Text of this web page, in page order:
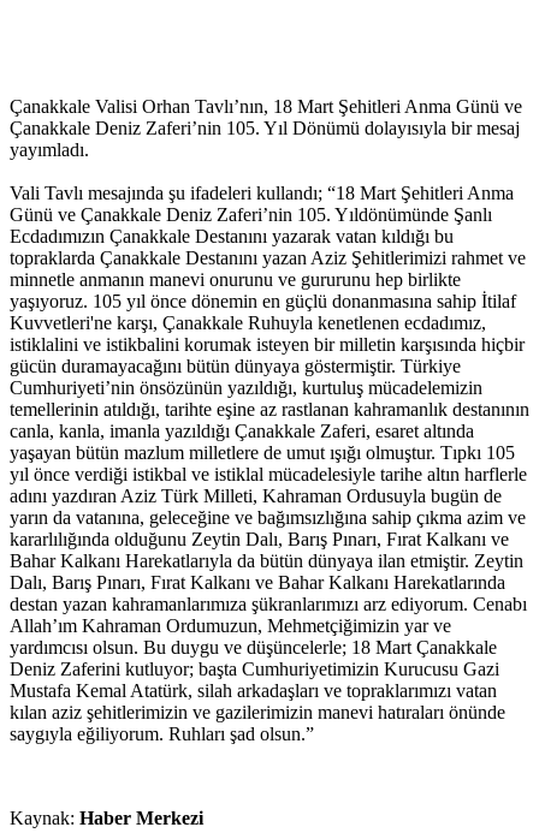
Çanakkale Valisi Orhan Tavlı’nın, 18 Mart Şehitleri Anma Günü ve
Çanakkale Deniz Zaferi’nin 105. Yıl Dönümü dolayısıyla bir mesaj
yayımladı.
Vali Tavlı mesajında şu ifadeleri kullandı; “18 Mart Şehitleri Anma
Günü ve Çanakkale Deniz Zaferi’nin 105. Yıldönümünde Şanlı
Ecdadımızın Çanakkale Destanını yazarak vatan kıldığı bu
topraklarda Çanakkale Destanını yazan Aziz Şehitlerimizi rahmet ve
minnetle anmanın manevi onurunu ve gururunu hep birlikte
yaşıyoruz. 105 yıl önce dönemin en güçlü donanmasına sahip İtilaf
Kuvvetleri'ne karşı, Çanakkale Ruhuyla kenetlenen ecdadımız,
istiklalini ve istikbalini korumak isteyen bir milletin karşısında hiçbir
gücün duramayacağını bütün dünyaya göstermiştir. Türkiye
Cumhuriyeti’nin önsözünün yazıldığı, kurtuluş mücadelemizin
temellerinin atıldığı, tarihte eşine az rastlanan kahramanlık destanının
canla, kanla, imanla yazıldığı Çanakkale Zaferi, esaret altında
yaşayan bütün mazlum milletlere de umut ışığı olmuştur. Tıpkı 105
yıl önce verdiği istikbal ve istiklal mücadelesiyle tarihe altın harflerle
adını yazdıran Aziz Türk Milleti, Kahraman Ordusuyla bugün de
yarın da vatanına, geleceğine ve bağımsızlığına sahip çıkma azim ve
kararlılığında olduğunu Zeytin Dalı, Barış Pınarı, Fırat Kalkanı ve
Bahar Kalkanı Harekatlarıyla da bütün dünyaya ilan etmiştir. Zeytin
Dalı, Barış Pınarı, Fırat Kalkanı ve Bahar Kalkanı Harekatlarında
destan yazan kahramanlarımıza şükranlarımızı arz ediyorum. Cenabı
Allah’ım Kahraman Ordumuzun, Mehmetçiğimizin yar ve
yardımcısı olsun. Bu duygu ve düşüncelerle; 18 Mart Çanakkale
Deniz Zaferini kutluyor; başta Cumhuriyetimizin Kurucusu Gazi
Mustafa Kemal Atatürk, silah arkadaşları ve topraklarımızı vatan
kılan aziz şehitlerimizin ve gazilerimizin manevi hatıraları önünde
saygıyla eğiliyorum. Ruhları şad olsun.”
Kaynak: Haber Merkezi